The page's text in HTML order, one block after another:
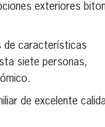
exteriores
de características
siete personas,
de excelente